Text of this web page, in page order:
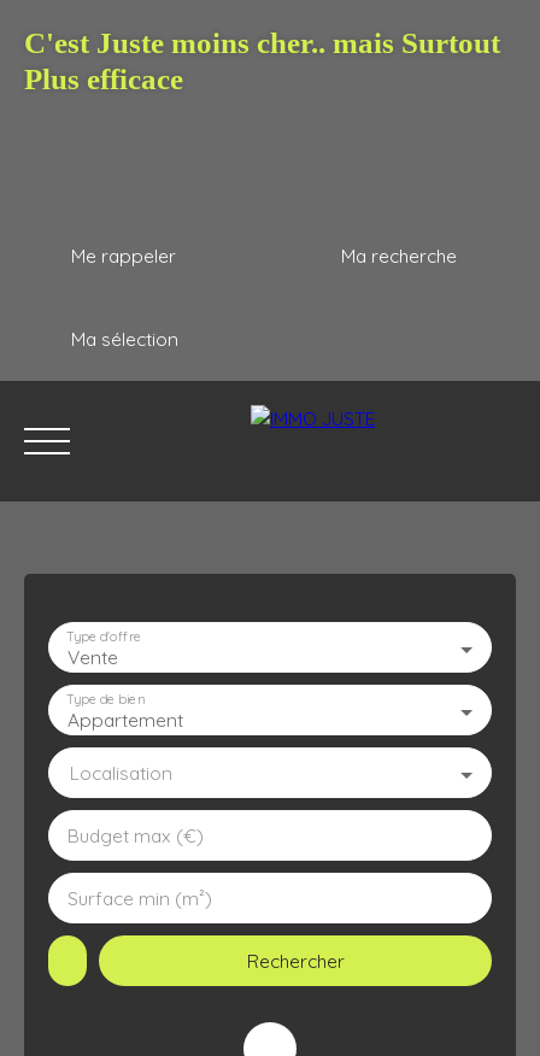
C'est Juste moins cher.. mais Surtout
Plus efficace
Me rappeler Ma recherche
Ma sélection
ACCUEIL ESTIMATION
Vente
Type d'offre
Appartement
Type de bien
Localisation
Budget max (€)
Surface min (m²)
Rechercher